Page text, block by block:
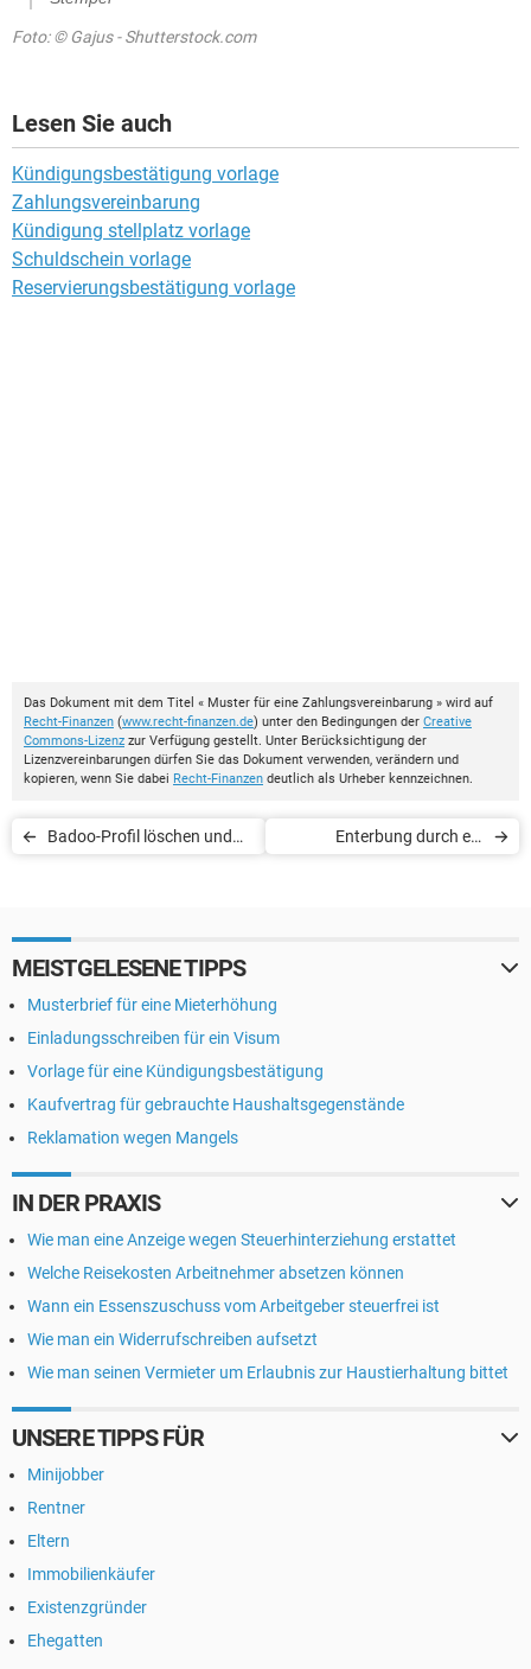
Foto: © Gajus - Shutterstock.com
Lesen Sie auch
Kündigungsbestätigung vorlage
Zahlungsvereinbarung
Kündigung stellplatz vorlage
Schuldschein vorlage
Reservierungsbestätigung vorlage
Das Dokument mit dem Titel « Muster für eine Zahlungsvereinbarung » wird auf
Recht-Finanzen (www.recht-finanzen.de) unter den Bedingungen der Creative
Commons-Lizenz zur Verfügung gestellt. Unter Berücksichtigung der
Lizenzvereinbarungen dürfen Sie das Dokument verwenden, verändern und
kopieren, wenn Sie dabei Recht-Finanzen deutlich als Urheber kennzeichnen.
Badoo-Profil löschen und
Enterbung durch ein
MEISTGELESENE TIPPS
Musterbrief für eine Mieterhöhung
Einladungsschreiben für ein Visum
Vorlage für eine Kündigungsbestätigung
Kaufvertrag für gebrauchte Haushaltsgegenstände
Reklamation wegen Mangels
IN DER PRAXIS
Wie man eine Anzeige wegen Steuerhinterziehung erstattet
Welche Reisekosten Arbeitnehmer absetzen können
Wann ein Essenszuschuss vom Arbeitgeber steuerfrei ist
Wie man ein Widerrufschreiben aufsetzt
Wie man seinen Vermieter um Erlaubnis zur Haustierhaltung bittet
UNSERE TIPPS FÜR
Minijobber
Rentner
Eltern
Immobilienkäufer
Existenzgründer
Ehegatten